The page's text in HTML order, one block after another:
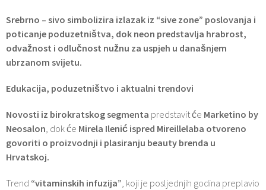
Srebrno – sivo simbolizira izlazak iz “sive zone” poslovanja i
poticanje poduzetništva, dok neon predstavlja hrabrost,
odvažnost i odlučnost nužnu za uspjeh u današnjem
ubrzanom svijetu.
Edukacija, poduzetništvo i aktualni trendovi
Novosti iz birokratskog segmenta predstavit će Marketino by
Neosalon , dok će Mirela Ilenić ispred Mireillelaba otvoreno
govoriti o proizvodnji i plasiranju beauty brenda u
Hrvatskoj.
Trend “vitaminskih infuzija” , koji je posljednjih godina preplavio